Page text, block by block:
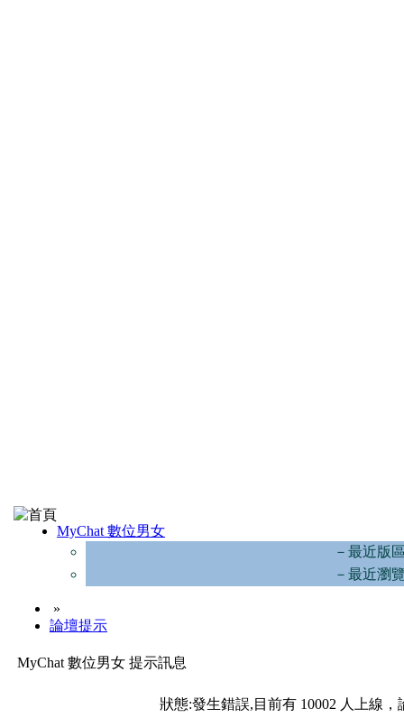
MyChat 數位男女
－最近版
－最近瀏
»
論壇提示
MyChat 數位男女 提示訊息
狀態:發生錯誤,目前有 10002 人上線